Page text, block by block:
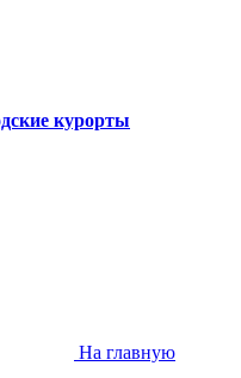
курорты
На главную